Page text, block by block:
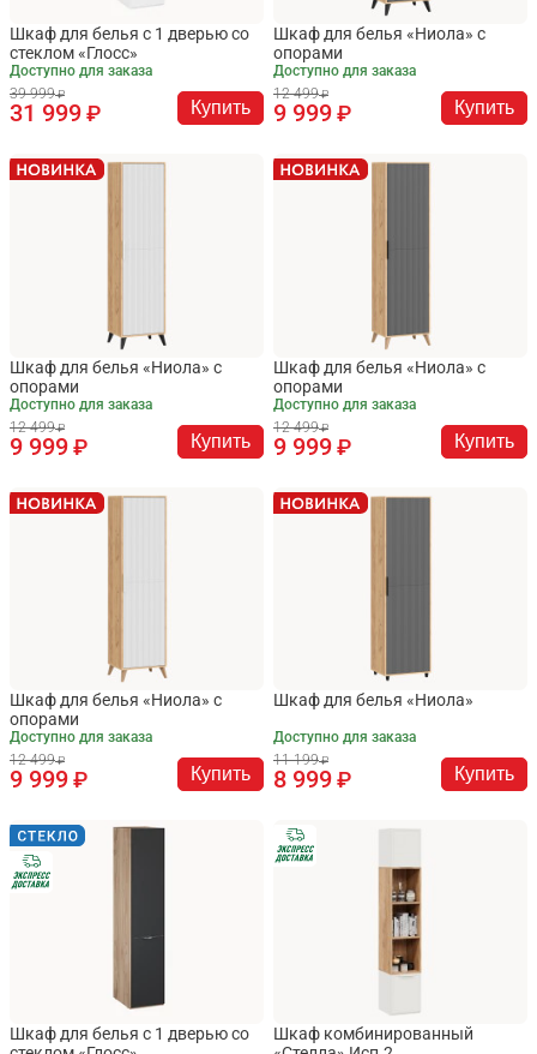
Шкаф для белья с 1 дверью со
стеклом «Глосс»
Доступно для заказа
39 999
31 999 Купить
Шкаф для белья «Ниола» с
опорами
Доступно для заказа
12 499
9 999 Купить
Шкаф для белья «Ниола» с
опорами
Доступно для заказа
12 499
9 999 Купить
Шкаф для белья «Ниола» с
опорами
Доступно для заказа
12 499
9 999 Купить
Шкаф для белья «Ниола» с
опорами
Доступно для заказа
12 499
9 999 Купить
Шкаф для белья «Ниола»
Доступно для заказа
11 199
8 999 Купить
Шкаф для белья с 1 дверью со
Шкаф комбинированный